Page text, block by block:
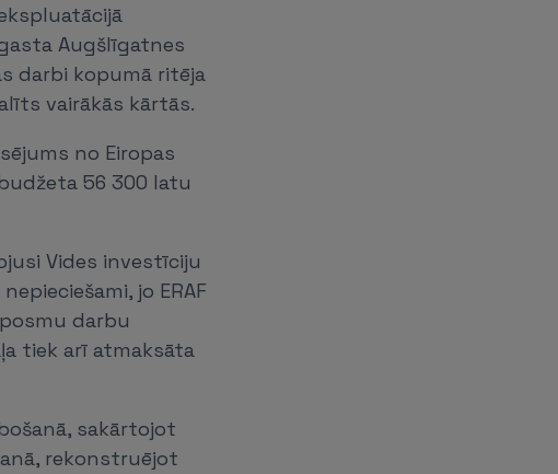
Augšlīgatnes
darbi kopumā ritēja
vairākās kārtās.
no Eiropas
56 300 latu
Vides investīciju
jo ERAF
darbu
tiek arī atmaksāta
sakārtojot
rekonstruējot